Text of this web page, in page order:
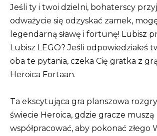
Jeśli ty i twoi dzielni, bohaterscy
odważycie się odzyskać zamek,
legendarną sławę i fortunę! Lubisz
Lubisz LEGO? Jeśli odpowiedziałeś
oba te pytania, czeka Cię gratka z
Heroica Fortaan.
Ta ekscytująca gra planszowa
świecie Heroica, gdzie gracze muszą
współpracować, aby pokonać złego